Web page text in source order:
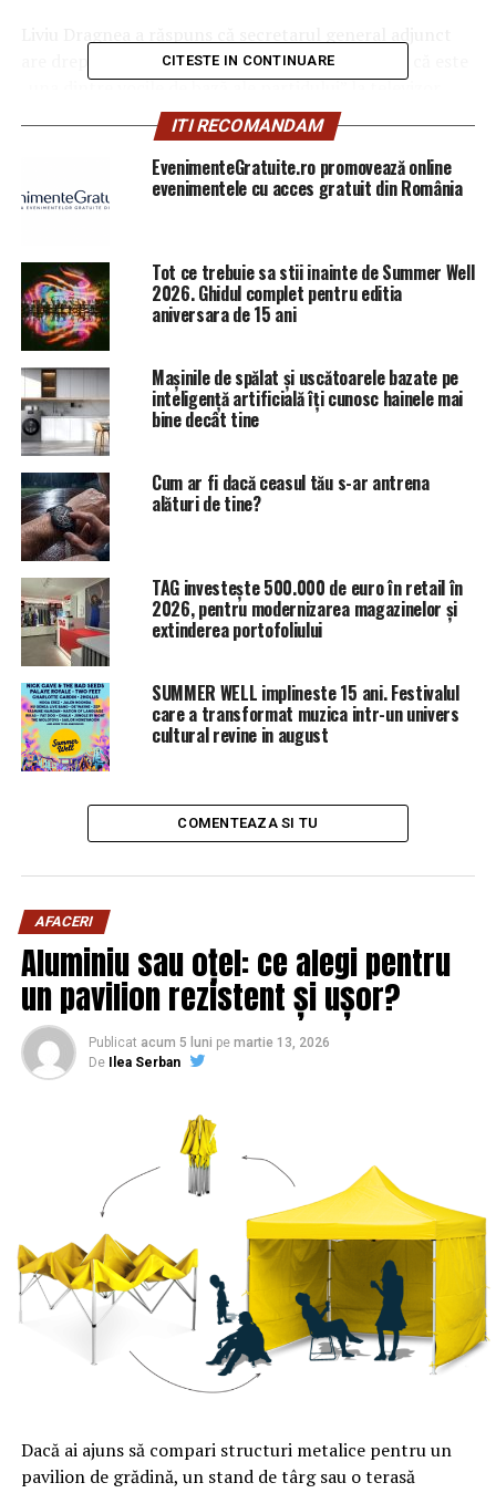
are dreptul să vorbească în şedinţa CExN pentru că este
„una dintre vocile de bază ale partidului” la televizor.
ARTICOLE PE ACEIASI TEMA: PRIMA
S-a decis SOARTA lui Dragnea. Ce au stabilit membrii
NU RATATI
România este vizată! Rușii sunt cu ochii pe noi. Deja au
instalat rachetele | Sibiul de AZI
CITESTE IN CONTINUARE
ITI RECOMANDAM
EvenimenteGratuite.ro promovează online
evenimentele cu acces gratuit din România
Tot ce trebuie sa stii inainte de Summer Well
2026. Ghidul complet pentru editia
aniversara de 15 ani
Mașinile de spălat și uscătoarele bazate pe
inteligență artificială îți cunosc hainele mai
bine decât tine
Cum ar fi dacă ceasul tău s-ar antrena
alături de tine?
TAG investește 500.000 de euro în retail în
2026, pentru modernizarea magazinelor și
extinderea portofoliului
SUMMER WELL implineste 15 ani. Festivalul
care a transformat muzica intr-un univers
cultural revine in august
COMENTEAZA SI TU
AFACERI
Aluminiu sau oțel: ce alegi pentru
un pavilion rezistent și ușor?
Publicat acum 5 luni pe martie 13, 2026
De
Ilea Serban
Dacă ai ajuns să compari structuri metalice pentru un
pavilion de grădină, un stand de târg sau o terasă